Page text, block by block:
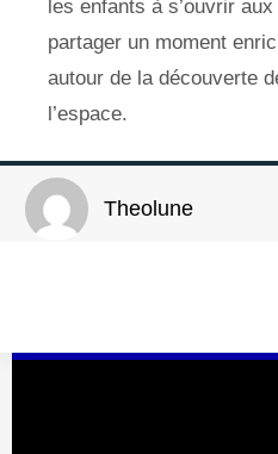
les enfants à s’ouvrir
partager un moment
autour de la découverte
l’espace.
Theolune